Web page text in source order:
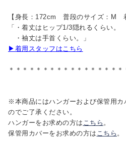
【身長：172cm 普段のサイズ：M
「・着丈はヒップ1/3隠れるくらい。
・袖丈は手首くらい。」
▶着用スタッフはこちら
＊＊＊＊＊＊＊＊＊＊＊＊＊＊＊＊＊
※本商品にはハンガーおよび保管用カ
のでご了承ください。
ハンガーをお求めの方は こちら 。
保管用カバーをお求めの方は こちら 。